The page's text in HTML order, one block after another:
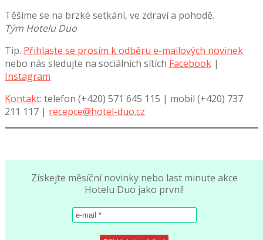
Těšíme se na brzké setkání, ve zdraví a pohodě.
Tým Hotelu Duo
Tip. Přihlaste se prosím k odběru e-mailových novinek
nebo nás sledujte na sociálních sítích Facebook |
Instagram
Kontakt: telefon (+420) 571 645 115 | mobil (+420) 737
211 117 | recepce@hotel-duo.cz
Získejte měsíční novinky nebo last minute akce
Hotelu Duo jako první!